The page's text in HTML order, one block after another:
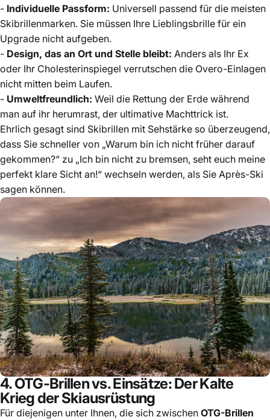
- Individuelle Passform: Universell passend für die meisten
Skibrillenmarken. Sie müssen Ihre Lieblingsbrille für ein
Upgrade nicht aufgeben.
- Design, das an Ort und Stelle bleibt: Anders als Ihr Ex
oder Ihr Cholesterinspiegel verrutschen die Overo-Einlagen
nicht mitten beim Laufen.
- Umweltfreundlich: Weil die Rettung der Erde während
man auf ihr herumrast, der ultimative Machttrick ist.
Ehrlich gesagt sind Skibrillen mit Sehstärke so überzeugend,
dass Sie schneller von „Warum bin ich nicht früher darauf
gekommen?“ zu „Ich bin nicht zu bremsen, seht euch meine
perfekt klare Sicht an!“ wechseln werden, als Sie Après-Ski
sagen können.
4. OTG-Brillen vs. Einsätze: Der Kalte
Krieg der Skiausrüstung
Für diejenigen unter Ihnen, die sich zwischen OTG-Brillen